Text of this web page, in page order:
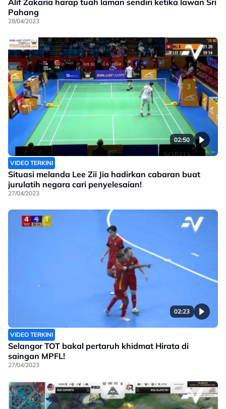
Alif Zakaria harap tuah laman sendiri ketika lawan Sri
Pahang
28/04/2023
02:50
VIDEO TERKINI
Situasi melanda Lee Zii Jia hadirkan cabaran buat
jurulatih negara cari penyelesaian!
27/04/2023
02:23
VIDEO TERKINI
Selangor TOT bakal pertaruh khidmat Hirata di
saingan MPFL!
27/04/2023